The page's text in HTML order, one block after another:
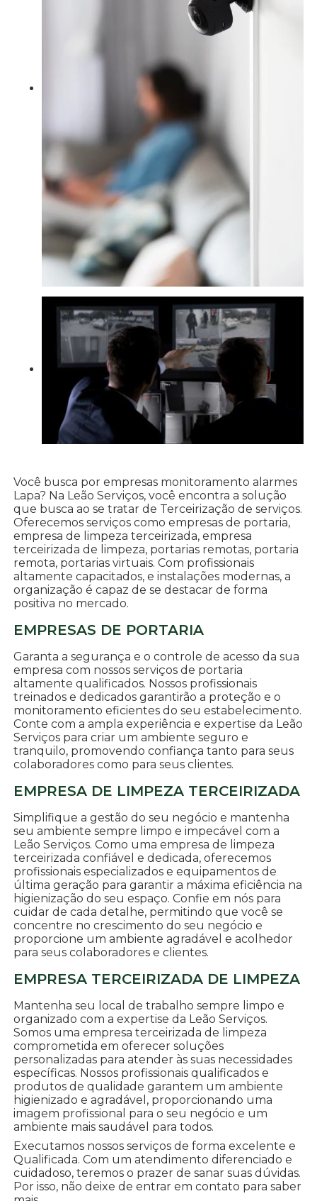
Você busca por empresas monitoramento alarmes
Lapa? Na Leão Serviços, você encontra a solução
que busca ao se tratar de Terceirização de serviços.
Oferecemos serviços como empresas de portaria,
empresa de limpeza terceirizada, empresa
terceirizada de limpeza, portarias remotas, portaria
remota, portarias virtuais. Com profissionais
altamente capacitados, e instalações modernas, a
organização é capaz de se destacar de forma
positiva no mercado.
EMPRESAS DE PORTARIA
Garanta a segurança e o controle de acesso da sua
empresa com nossos serviços de portaria
altamente qualificados. Nossos profissionais
treinados e dedicados garantirão a proteção e o
monitoramento eficientes do seu estabelecimento.
Conte com a ampla experiência e expertise da Leão
Serviços para criar um ambiente seguro e
tranquilo, promovendo confiança tanto para seus
colaboradores como para seus clientes.
EMPRESA DE LIMPEZA TERCEIRIZADA
Simplifique a gestão do seu negócio e mantenha
seu ambiente sempre limpo e impecável com a
Leão Serviços. Como uma empresa de limpeza
terceirizada confiável e dedicada, oferecemos
profissionais especializados e equipamentos de
última geração para garantir a máxima eficiência na
higienização do seu espaço. Confie em nós para
cuidar de cada detalhe, permitindo que você se
concentre no crescimento do seu negócio e
proporcione um ambiente agradável e acolhedor
para seus colaboradores e clientes.
EMPRESA TERCEIRIZADA DE LIMPEZA
Mantenha seu local de trabalho sempre limpo e
organizado com a expertise da Leão Serviços.
Somos uma empresa terceirizada de limpeza
comprometida em oferecer soluções
personalizadas para atender às suas necessidades
específicas. Nossos profissionais qualificados e
produtos de qualidade garantem um ambiente
higienizado e agradável, proporcionando uma
imagem profissional para o seu negócio e um
ambiente mais saudável para todos.
Executamos nossos serviços de forma excelente e
Qualificada. Com um atendimento diferenciado e
cuidadoso, teremos o prazer de sanar suas dúvidas.
Por isso, não deixe de entrar em contato para saber